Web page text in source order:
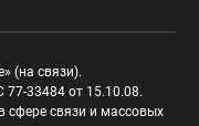
(на связи).
33484 от 15.10.08.
сфере связи и массовых